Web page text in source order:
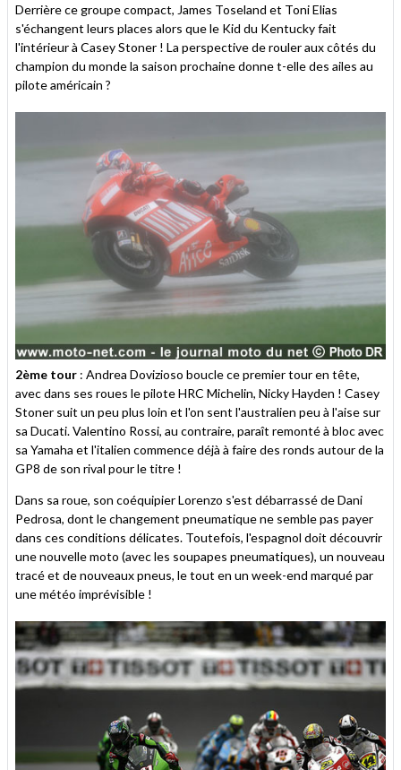
Derrière ce groupe compact, James Toseland et Toni Elias
s'échangent leurs places alors que le Kid du Kentucky fait
l'intérieur à Casey Stoner ! La perspective de rouler aux côtés du
champion du monde la saison prochaine donne t-elle des ailes au
pilote américain ?
2ème tour : Andrea Dovizioso boucle ce premier tour en tête,
avec dans ses roues le pilote HRC Michelin, Nicky Hayden ! Casey
Stoner suit un peu plus loin et l'on sent l'australien peu à l'aise sur
sa Ducati. Valentino Rossi, au contraire, paraît remonté à bloc avec
sa Yamaha et l'italien commence déjà à faire des ronds autour de la
GP8 de son rival pour le titre !
Dans sa roue, son coéquipier Lorenzo s'est débarrassé de Dani
Pedrosa, dont le changement pneumatique ne semble pas payer
dans ces conditions délicates. Toutefois, l'espagnol doit découvrir
une nouvelle moto (avec les soupapes pneumatiques), un nouveau
tracé et de nouveaux pneus, le tout en un week-end marqué par
une météo imprévisible !